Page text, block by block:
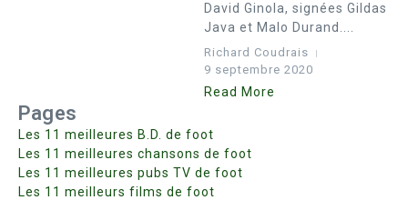
David Ginola, signées Gildas
Java et Malo Durand....
Richard Coudrais
9 septembre 2020
Read More
Pages
Les 11 meilleures B.D. de foot
Les 11 meilleures chansons de foot
Les 11 meilleures pubs TV de foot
Les 11 meilleurs films de foot